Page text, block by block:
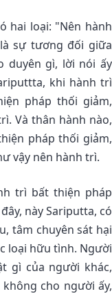
hai loại: "Nên hành
sự tương đối giữa
duyên gì, lời nói ấy
khi hành trì
pháp thối giảm,
Và thân hành nào,
pháp thối giảm,
vậy nên hành trì.
trì bất thiện pháp
này Sariputta, có
tâm chuyên sát hại
loại hữu tình. Người
gì của người khác,
cho người ấy,